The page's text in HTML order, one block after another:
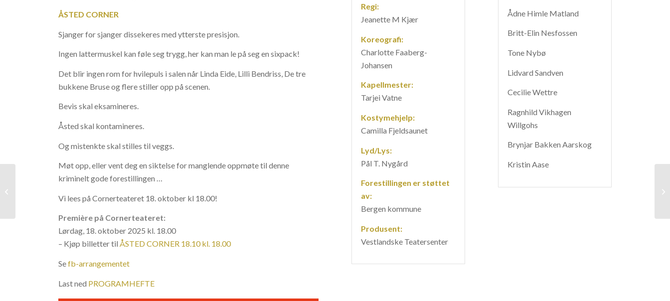
ÅSTED CORNER
Sjanger for sjanger dissekeres med ytterste presisjon.
Ingen lattermuskel kan føle seg trygg, her kan man le på seg en sixpack!
Det blir ingen rom for hvilepuls i salen når Linda Eide, Lilli Bendriss, De tre
bukkene Bruse og flere stiller opp på scenen.
Bevis skal eksamineres.
Åsted skal kontamineres.
Og mistenkte skal stilles til veggs.
Møt opp, eller vent deg en siktelse for manglende oppmøte til denne
kriminelt gode forestillingen …
Vi lees på Cornerteateret 18. oktober kl 18.00!
Première på Cornerteateret:
Lørdag, 18. oktober 2025 kl. 18.00
– Kjøp billetter tilÅSTED CORNER 18.10 kl. 18.00
Sefb-arrangementet
Last ned PROGRAMHEFTE
Regi:
Jeanette M Kjær
Koreografi:
Charlotte Faaberg-
Johansen
Kapellmester:
Tarjei Vatne
Kostymehjelp:
Camilla Fjeldsaunet
Lyd/Lys:
Pål T. Nygård
Forestillingen er støttet
av:
Bergen kommune
Produsent:
Vestlandske Teatersenter
Ådne Himle Matland
Britt-Elin Nesfossen
Tone Nybø
Lidvard Sandven
Cecilie Wettre
Ragnhild Vikhagen
Willgohs
Brynjar Bakken Aarskog
Kristin Aase